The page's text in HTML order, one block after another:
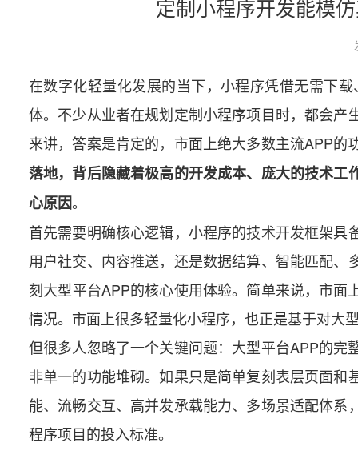
定制小程序开发能模
在数字化轻量化发展的当下，小程序凭借无需下
体。不少从业者在规划定制小程序项目时，都会
来讲，答案是肯定的，市面上绝大多数主流APP
落地，背后隐藏着极高的开发成本、庞大的技术
心原因。
首先需要明确核心逻辑，小程序的技术开发框架
用户社交、内容推送，还是数据结算、智能匹配
刻大型平台APP的核心使用体验。简单来说，市
情况。市面上很多轻量化小程序，也正是基于对大
但很多人忽略了一个关键问题：大型平台APP的
非单一的功能堆砌。如果只是简单复刻表层页面
能、流畅交互、高并发承载能力、多场景适配体
程序项目的投入标准。